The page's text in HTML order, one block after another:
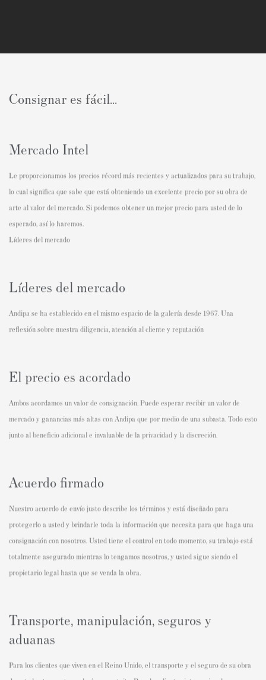
Consignar es fácil...
Mercado Intel
Le proporcionamos los precios récord más recientes y actualizados para su trabajo,
lo cual significa que sabe que está obteniendo un excelente precio por su obra de
arte al valor del mercado. Si podemos obtener un mejor precio para usted de lo
esperado, así lo haremos.
Líderes del mercado
Líderes del mercado
Andipa se ha establecido en el mismo espacio de la galería desde 1967. Una
reflexión sobre nuestra diligencia, atención al cliente y reputación
El precio es acordado
Ambos acordamos un valor de consignación. Puede esperar recibir un valor de
mercado y ganancias más altas con Andipa que por medio de una subasta. Todo esto
junto al beneficio adicional e invaluable de la privacidad y la discreción.
Acuerdo firmado
Nuestro acuerdo de envío justo describe los términos y está diseñado para
protegerlo a usted y brindarle toda la información que necesita para que haga una
consignación con nosotros. Usted tiene el control en todo momento, su trabajo está
totalmente asegurado mientras lo tengamos nosotros, y usted sigue siendo el
propietario legal hasta que se venda la obra.
Transporte, manipulación, seguros y
aduanas
Para los clientes que viven en el Reino Unido, el transporte y el seguro de su obra